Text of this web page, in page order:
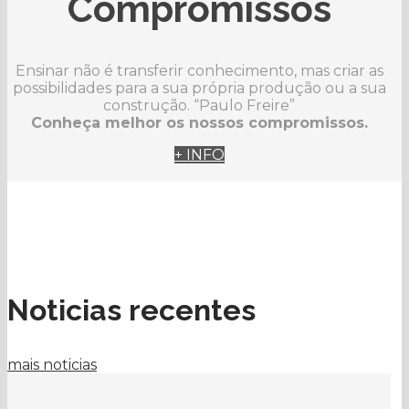
Ensinar não é transferir conhecimento, mas criar as
possibilidades para a sua própria produção ou a sua
construção. “Paulo Freire”
Conheça melhor os nossos compromissos.
+ INFO
Noticias recentes
mais noticias